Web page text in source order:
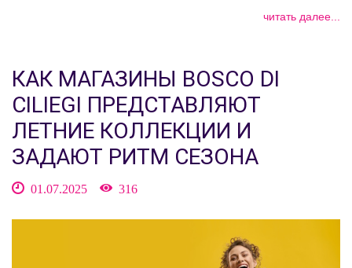
читать далее...
КАК МАГАЗИНЫ BOSCO DI
CILIEGI ПРЕДСТАВЛЯЮТ
ЛЕТНИЕ КОЛЛЕКЦИИ И
ЗАДАЮТ РИТМ СЕЗОНА
01.07.2025 316